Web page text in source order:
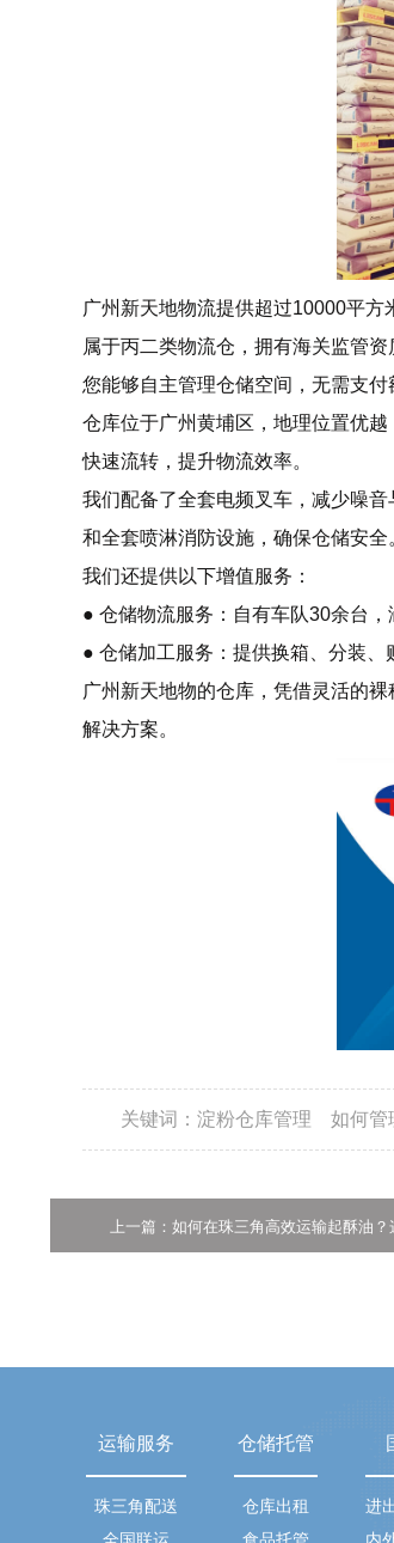
广州新天地物流提供超过10000平
属于丙二类物流仓，拥有海关监管
您能够自主管理仓储空间，无需支
仓库位于广州黄埔区，地理位置优
快速流转，提升物流效率。
我们配备了全套电频叉车，减少噪
和全套喷淋消防设施，确保仓储安全
我们还提供以下增值服务：
● 仓储物流服务：自有车队30余台
● 仓储加工服务：提供换箱、分装、
广州新天地物的仓库，凭借灵活的
解决方案。
关键词： 淀粉仓库管理 如何管
运输服务
珠三角配送
仓储托管
仓库出租
进